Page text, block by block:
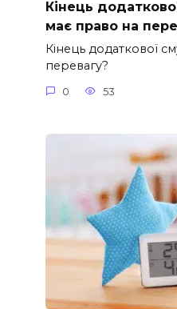
Кінець
має право на
Кінець додаткової
перевагу?
0 53